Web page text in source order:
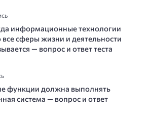
информационные технологии
сферы жизни и деятельности
— вопрос и ответ теста
функции должна выполнять
система — вопрос и ответ